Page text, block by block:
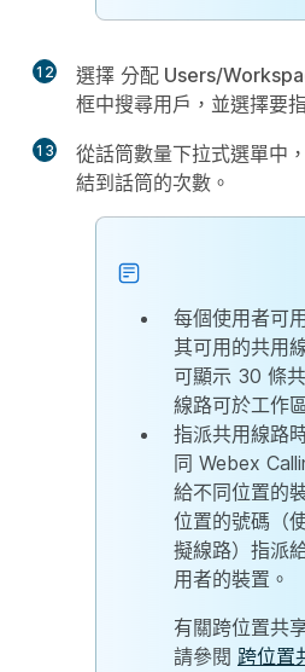
12 選擇 分配 Users/
框中搜尋用戶，並選擇要
13 從話筒數量下拉式選單中
結到話筒的次數。
每個使用者可
其可用的共用
可顯示 30 條
線路可於工作
指派共用線路
同 Webex
給不同位置的
位置的號碼（
擬線路）指派
用者的裝置。
有關跨位置共
請參閱 跨位置